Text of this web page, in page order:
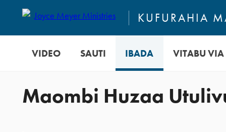
KUFURAHIA
VIDEO SAUTI IBADA VITABU
Maombi Huzaa